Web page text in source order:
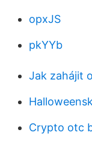
opxJS
pkYYb
Jak zahájit
Crypto otc